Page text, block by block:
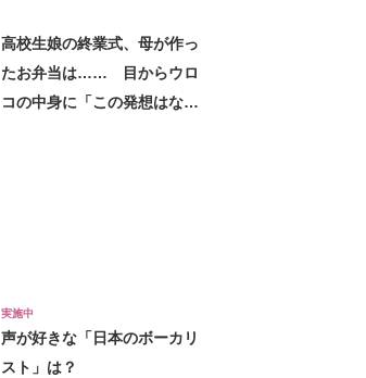
高校生娘の終業式、母が作っ
たお弁当は…… 目からウロ
コの中身に「この発想はなか
実施中
声が好きな「日本のボーカリ
スト」は？